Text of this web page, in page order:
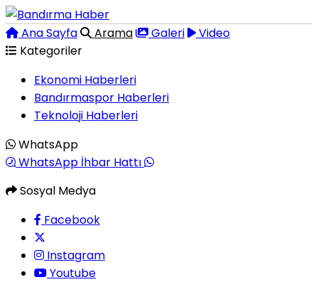
Ana Sayfa Arama Galeri
Video
Kategoriler
Ekonomi Haberleri
Bandırmaspor Haberleri
Teknoloji Haberleri
WhatsApp
WhatsApp İhbar Hattı
Sosyal Medya
Facebook
Instagram
Youtube